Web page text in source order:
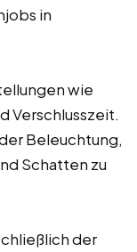
in
wie
Verschlusszeit.
Beleuchtung,
Schatten zu
der